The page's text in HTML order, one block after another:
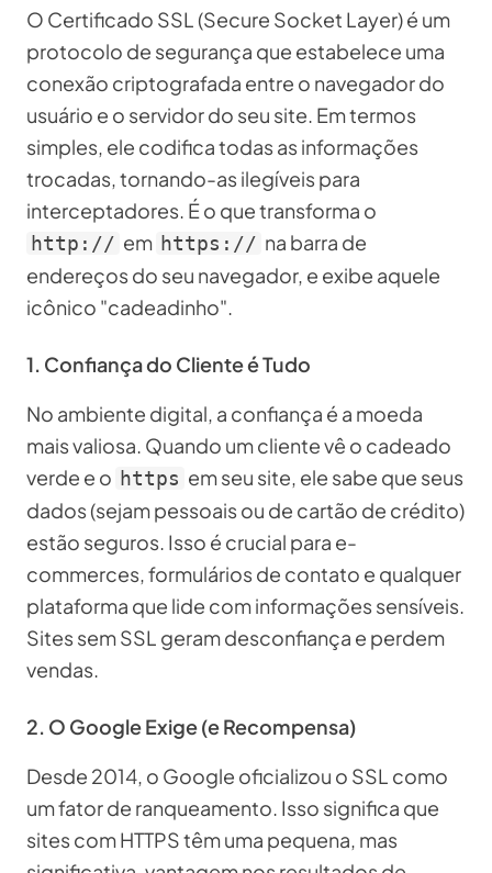
O Certificado SSL (Secure Socket Layer) é um
protocolo de segurança que estabelece uma
conexão criptografada entre o navegador do
usuário e o servidor do seu site. Em termos
simples, ele codifica todas as informações
trocadas, tornando-as ilegíveis para
interceptadores. É o que transforma o
http:// em https:// na barra de
endereços do seu navegador, e exibe aquele
icônico "cadeadinho".
1. Confiança do Cliente é Tudo
No ambiente digital, a confiança é a moeda
mais valiosa. Quando um cliente vê o cadeado
verde e o https em seu site, ele sabe que seus
dados (sejam pessoais ou de cartão de crédito)
estão seguros. Isso é crucial para e-
commerces, formulários de contato e qualquer
plataforma que lide com informações sensíveis.
Sites sem SSL geram desconfiança e perdem
vendas.
2. O Google Exige (e Recompensa)
Desde 2014, o Google oficializou o SSL como
um fator de ranqueamento. Isso significa que
sites com HTTPS têm uma pequena, mas